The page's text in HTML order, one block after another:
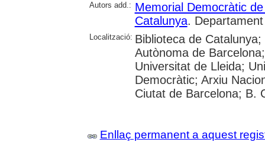
Autors add.: Memorial Democràtic
Catalunya.
Localització: Biblioteca de
Autònoma de
Universitat de Lleida;
Democràtic; Arxiu
Ciutat de Barcelona; B.
Enllaç permanent a aquest